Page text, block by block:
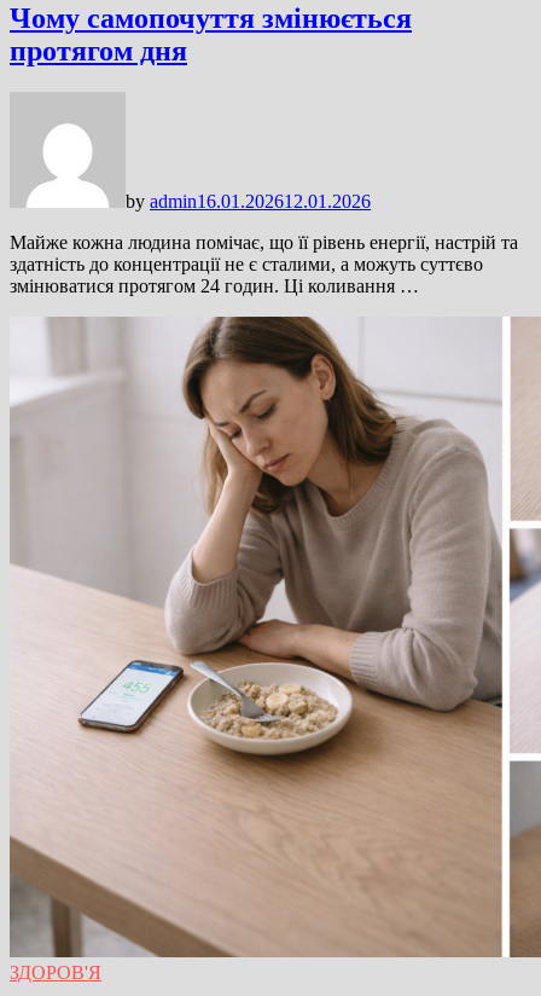
Чому самопочуття змінюється
протягом дня
by admin16.01.202612.01.2026
Майже кожна людина помічає, що її рівень енергії, настрій та
здатність до концентрації не є сталими, а можуть суттєво
змінюватися протягом 24 годин. Ці коливання …
ЗДОРОВ'Я